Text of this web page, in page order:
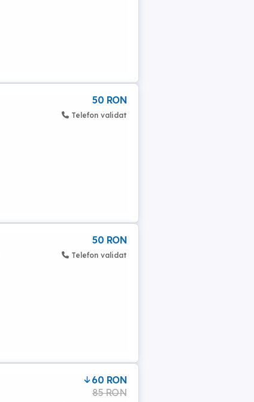
50 RON
Telefon validat
50 RON
Telefon validat
60 RON
85 RON